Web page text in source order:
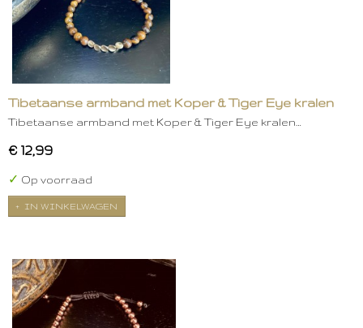
Tibetaanse armband met Koper & Tiger Eye kralen
Tibetaanse armband met Koper & Tiger Eye kralen…
€ 12,99
✓ Op voorraad
IN WINKELWAGEN